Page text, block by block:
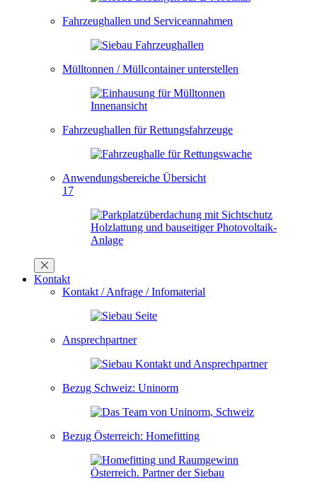
Fahrzeughallen und Serviceannahmen
Mülltonnen / Müllcontainer unterstellen
Fahrzeughallen für Rettungsfahrzeuge
Anwendungsbereiche Übersicht
17
Kontakt
Kontakt / Anfrage / Infomaterial
Ansprechpartner
Bezug Schweiz: Uninorm
Bezug Österreich: Homefitting